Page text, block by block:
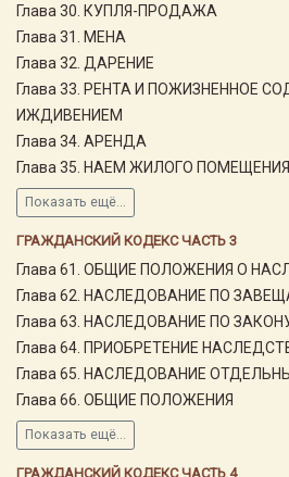
Глава 30. КУПЛЯ-ПРОДАЖА
Глава 31. МЕНА
Глава 32. ДАРЕНИЕ
Глава 33. РЕНТА И ПОЖИЗНЕННОЕ
ИЖДИВЕНИЕМ
Глава 34. АРЕНДА
Глава 35. НАЕМ ЖИЛОГО ПОМЕЩЕНИЯ
Показать ещё...
ГРАЖДАНСКИЙ КОДЕКС ЧАСТЬ 3
Глава 61. ОБЩИЕ ПОЛОЖЕНИЯ О
Глава 62. НАСЛЕДОВАНИЕ ПО
Глава 63. НАСЛЕДОВАНИЕ ПО
Глава 64. ПРИОБРЕТЕНИЕ
Глава 65. НАСЛЕДОВАНИЕ
Глава 66. ОБЩИЕ ПОЛОЖЕНИЯ
Показать ещё...
ГРАЖДАНСКИЙ КОДЕКС ЧАСТЬ 4